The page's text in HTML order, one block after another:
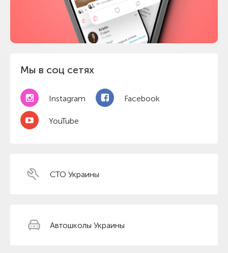
Мы в соц сетях
Instagram Facebook
YouTube
СТО Украины
Автошколы Украины